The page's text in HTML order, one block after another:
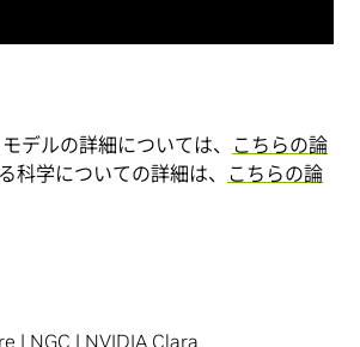
デルの詳細については、
こちらの論
学についての詳細は、 こちらの論
| NGC | NVIDIA Clara